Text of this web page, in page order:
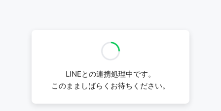
LINEとの連携処理中です。
このまましばらくお待ちください。